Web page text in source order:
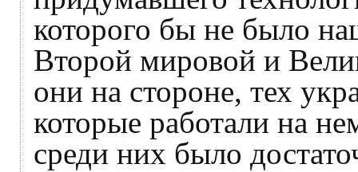
которого бы не было
Второй мировой и
они на стороне, тех
которые работали на
среди них было